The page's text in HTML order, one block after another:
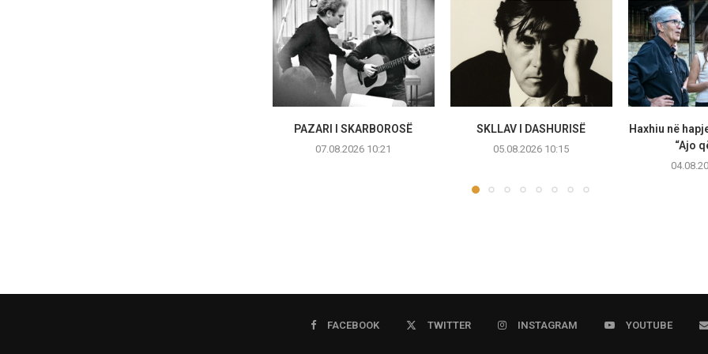
PAZARI I SKARBOROSË
07.08.2026 10:21
SKLLAV I DASHURISË
05.08.2026 10:15
Haxhiu në
“Ajo
FACEBOOK TWITTER INSTAGRAM YOUTUBE